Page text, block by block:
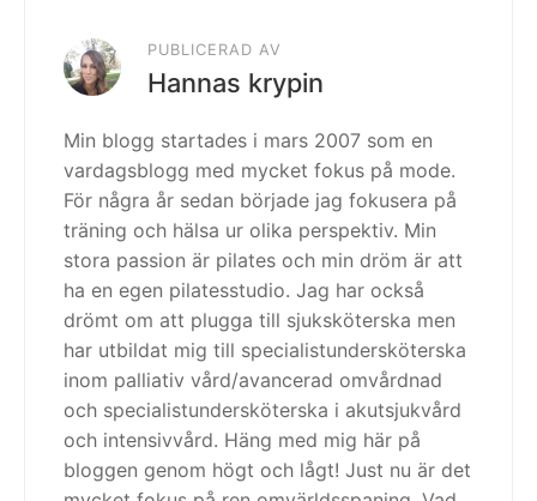
PUBLICERAD AV
Hannas krypin
Min blogg startades i mars 2007 som en
vardagsblogg med mycket fokus på mode.
För några år sedan började jag fokusera på
träning och hälsa ur olika perspektiv. Min
stora passion är pilates och min dröm är att
ha en egen pilatesstudio. Jag har också
drömt om att plugga till sjuksköterska men
har utbildat mig till specialistundersköterska
inom palliativ vård/avancerad omvårdnad
och specialistundersköterska i akutsjukvård
och intensivvård. Häng med mig här på
bloggen genom högt och lågt! Just nu är det